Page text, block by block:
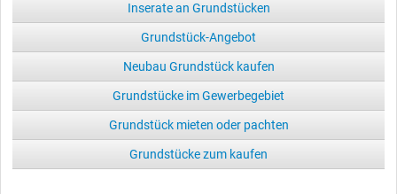
Inserate an Grundstücken
Grundstück-Angebot
Neubau Grundstück kaufen
Grundstücke im Gewerbegebiet
Grundstück mieten oder pachten
Grundstücke zum kaufen